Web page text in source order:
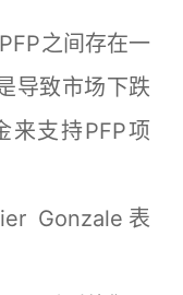
之间存在一
导致市场下跌
来支持PFP项
Gonzale表